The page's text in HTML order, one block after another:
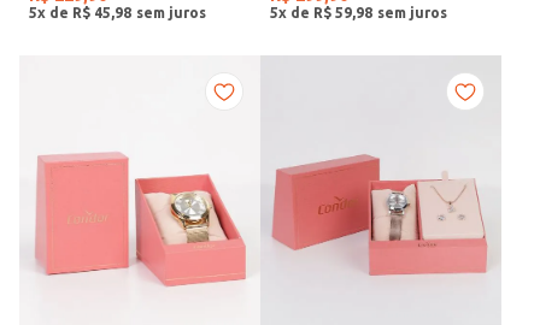
5x de R$ 45 98 5x de R$ 59 98